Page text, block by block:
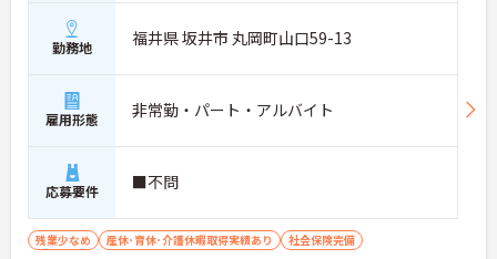
勤務地 福井県 坂井市 丸岡町山口59-13
雇用形態 非常勤・パート・アルバイト
応募要件 ■不問
残業少なめ 産休･育休･介護休暇取得実績あり 社会保険完備